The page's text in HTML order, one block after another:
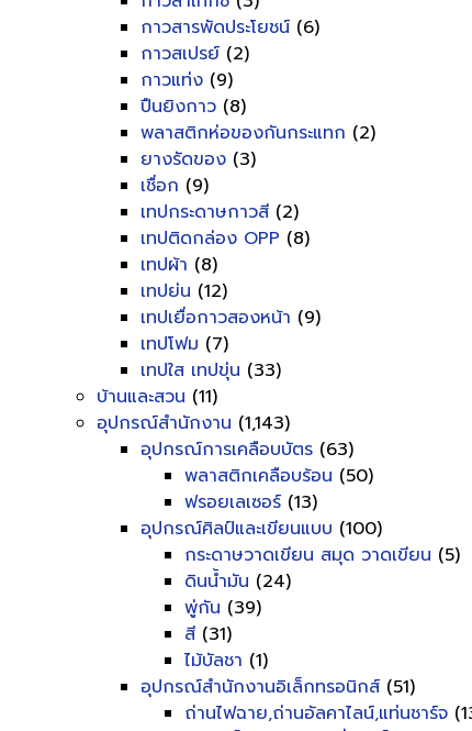
กาวสารพัดประโยชน์ (6)
กาวสเปรย์ (2)
กาวแท่ง (9)
ปืนยิงกาว (8)
พลาสติกห่อของกันกระแทก (2)
ยางรัดของ (3)
เชื่อก (9)
เทปกระดาษกาวสี (2)
เทปติดกล่อง OPP (8)
เทปผ้า (8)
เทปย่น (12)
เทปเยื่อกาวสองหน้า (9)
เทปโฟม (7)
เทปใส เทปขุ่น (33)
บ้านและสวน (11)
อุปกรณ์สำนักงาน (1,143)
อุปกรณ์การเคลือบบัตร (63)
พลาสติกเคลือบร้อน (50)
ฟรอยเลเซอร์ (13)
อุปกรณ์ศิลป์และเขียนแบบ (100)
กระดาษวาดเขียน สมุด วาดเขียน (5)
ดินน้ำมัน (24)
พู่กัน (39)
สี (31)
ไม้บัลชา (1)
อุปกรณ์สำนักงานอิเล็กทรอนิกส์ (51)
ถ่านไฟฉาย,ถ่านอัลคาไลน์,แท่นชาร์จ